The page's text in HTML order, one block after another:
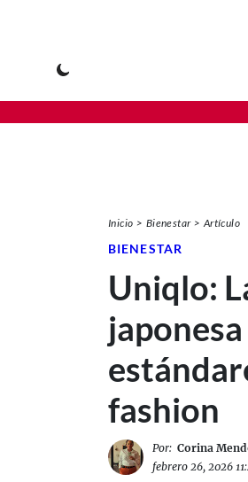
Inicio Bienestar Artículo
BIENESTAR
Uniqlo:
fashion
Por: Corina
febrero 26, 2026